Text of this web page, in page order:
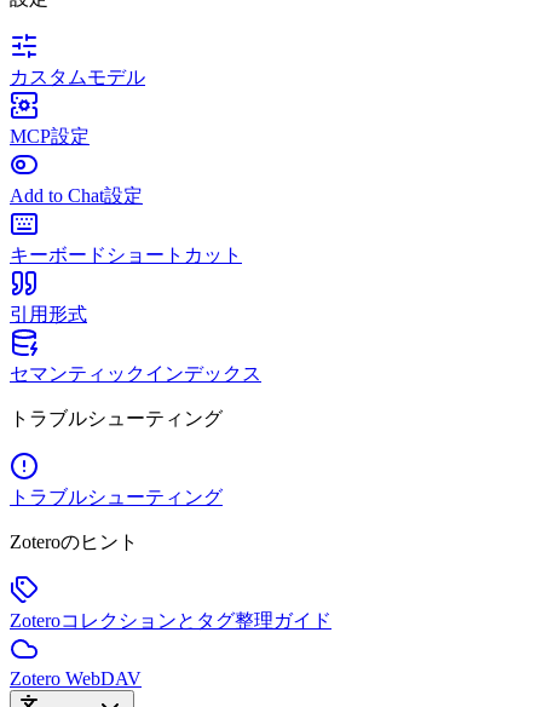
カスタムモデル
MCP設定
Add to Chat設定
キーボードショートカット
引用形式
セマンティックインデックス
トラブルシューティング
トラブルシューティング
Zoteroのヒント
Zoteroコレクションとタグ整理ガイド
Zotero WebDAV